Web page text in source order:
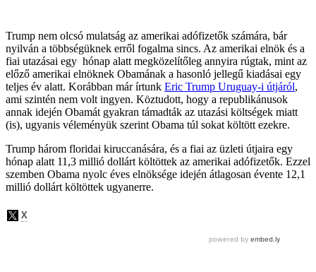
Trump nem olcsó mulatság az amerikai adófizetők számára, bár
nyilván a többségüknek erről fogalma sincs. Az amerikai elnök és a
fiai utazásai egy hónap alatt megközelítőleg annyira rúgtak, mint az
előző amerikai elnöknek Obamának a hasonló jellegű kiadásai egy
teljes év alatt. Korábban már írtunk Eric Trump Uruguay-i útjáról,
ami szintén nem volt ingyen. Köztudott, hogy a republikánusok
annak idején Obamát gyakran támadták az utazási költségek miatt
(is), ugyanis véleményük szerint Obama túl sokat költött ezekre.
Trump három floridai kiruccanására, és a fiai az üzleti útjaira egy
hónap alatt 11,3 millió dollárt költöttek az amerikai adófizetők. Ezzel
szemben Obama nyolc éves elnöksége idején átlagosan évente 12,1
millió dollárt költöttek ugyanerre.